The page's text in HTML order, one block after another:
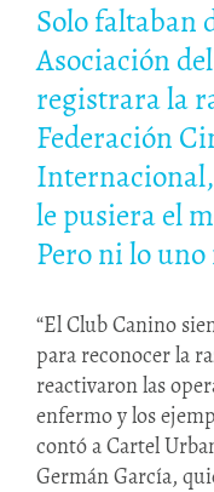
Solo faltaban
Asociación
registrara la
Federación
Internacional,
le pusiera el
Pero ni lo
“El Club Canino
para reconocer la
reactivaron las
enfermo y los
contó a Cartel
Germán García,